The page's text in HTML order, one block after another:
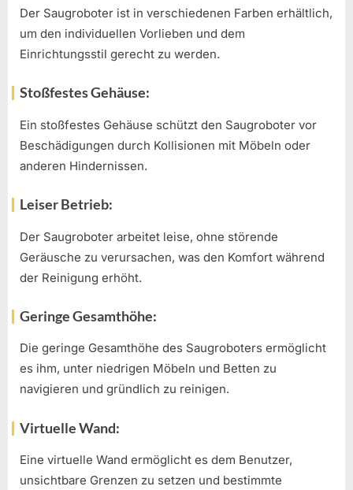
Der Saugroboter ist in verschiedenen Farben erhältlich,
um den individuellen Vorlieben und dem
Einrichtungsstil gerecht zu werden.
Stoßfestes Gehäuse:
Ein stoßfestes Gehäuse schützt den Saugroboter vor
Beschädigungen durch Kollisionen mit Möbeln oder
anderen Hindernissen.
Leiser Betrieb:
Der Saugroboter arbeitet leise, ohne störende
Geräusche zu verursachen, was den Komfort während
der Reinigung erhöht.
Geringe Gesamthöhe:
Die geringe Gesamthöhe des Saugroboters ermöglicht
es ihm, unter niedrigen Möbeln und Betten zu
navigieren und gründlich zu reinigen.
Virtuelle Wand:
Eine virtuelle Wand ermöglicht es dem Benutzer,
unsichtbare Grenzen zu setzen und bestimmte